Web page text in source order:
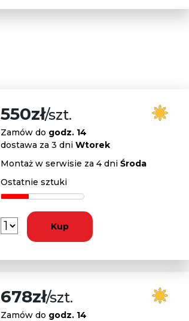
550zł/szt.
Zamów do godz. 14
dostawa za 3 dni Wtorek
Montaż w serwisie za 4 dni Środa
Ostatnie sztuki
Kup
678zł/szt.
Zamów do godz. 14